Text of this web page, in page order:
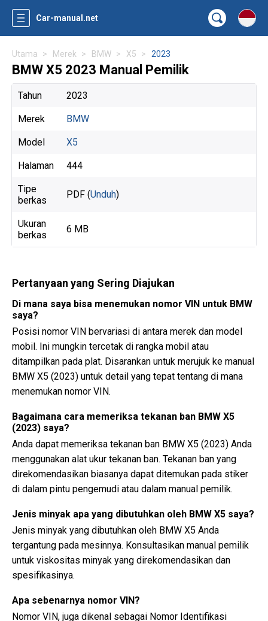
Car-manual.net
Utama Merek BMW X5 2023
BMW X5 2023 Manual Pemilik
Tahun 2023
Merek BMW
Model X5
Halaman 444
Tipe
berkas
PDF (Unduh)
Ukuran
berkas
6 MB
Pertanyaan yang Sering Diajukan
Di mana saya bisa menemukan nomor VIN untuk BMW
saya?
Posisi nomor VIN bervariasi di antara merek dan model
mobil. Ini mungkin tercetak di rangka mobil atau
ditampilkan pada plat. Disarankan untuk merujuk ke manual
BMW X5 (2023) untuk detail yang tepat tentang di mana
menemukan nomor VIN.
Bagaimana cara memeriksa tekanan ban BMW X5
(2023) saya?
Anda dapat memeriksa tekanan ban BMW X5 (2023) Anda
menggunakan alat ukur tekanan ban. Tekanan ban yang
direkomendasikan biasanya dapat ditemukan pada stiker
di dalam pintu pengemudi atau dalam manual pemilik.
Jenis minyak apa yang dibutuhkan oleh BMW X5 saya?
Jenis minyak yang dibutuhkan oleh BMW X5 Anda
tergantung pada mesinnya. Konsultasikan manual pemilik
untuk viskositas minyak yang direkomendasikan dan
spesifikasinya.
Apa sebenarnya nomor VIN?
Nomor VIN, juga dikenal sebagai Nomor Identifikasi